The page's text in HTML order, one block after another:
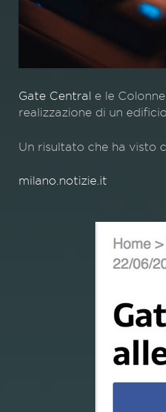
Gate Central e le
realizzazione di un
Un risultato che ha visto
milano.notizie.it